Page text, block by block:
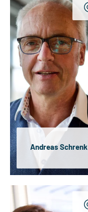
Andreas Schrenk